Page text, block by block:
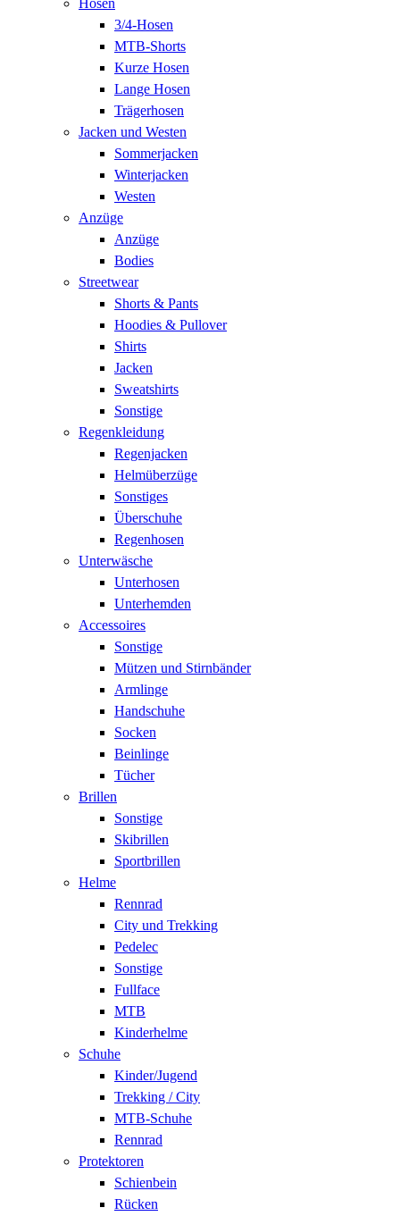
3/4-Hosen
MTB-Shorts
Kurze Hosen
Lange Hosen
Trägerhosen
Jacken und Westen
Sommerjacken
Winterjacken
Westen
Anzüge
Anzüge
Bodies
Streetwear
Shorts & Pants
Hoodies & Pullover
Shirts
Jacken
Sweatshirts
Sonstige
Regenkleidung
Regenjacken
Helmüberzüge
Sonstiges
Überschuhe
Regenhosen
Unterwäsche
Unterhosen
Unterhemden
Accessoires
Sonstige
Mützen und Stirnbänder
Armlinge
Handschuhe
Socken
Beinlinge
Tücher
Brillen
Sonstige
Skibrillen
Sportbrillen
Helme
Rennrad
City und Trekking
Pedelec
Sonstige
Fullface
MTB
Kinderhelme
Schuhe
Kinder/Jugend
Trekking / City
MTB-Schuhe
Rennrad
Protektoren
Schienbein
Rücken